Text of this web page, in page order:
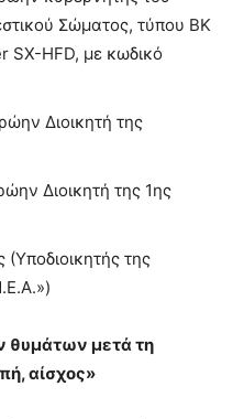
Σώματος, τύπου ΒΚ
SX-HFD, με κωδικό
Διοικητή της
Διοικητή της 1ης
της
θυμάτων μετά τη
αίσχος»